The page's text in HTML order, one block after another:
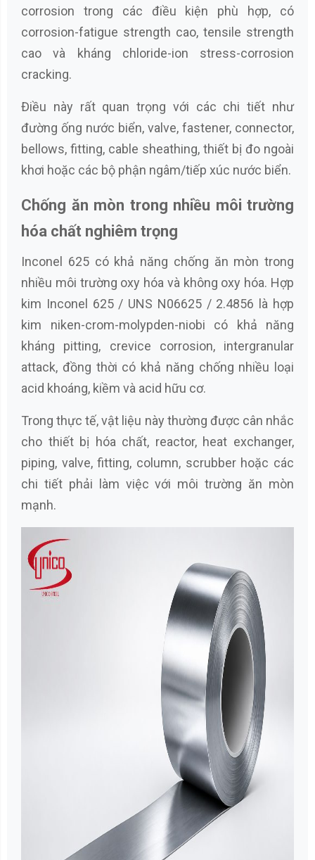
corrosion trong các điều kiện phù hợp, có
corrosion-fatigue strength cao, tensile strength
cao và kháng chloride-ion stress-corrosion
cracking.
Điều này rất quan trọng với các chi tiết như
đường ống nước biển, valve, fastener, connector,
bellows, fitting, cable sheathing, thiết bị đo ngoài
khơi hoặc các bộ phận ngâm/tiếp xúc nước biển.
Chống ăn mòn trong nhiều môi trường
hóa chất nghiêm trọng
Inconel 625 có khả năng chống ăn mòn trong
nhiều môi trường oxy hóa và không oxy hóa. Hợp
kim Inconel 625 / UNS N06625 / 2.4856 là hợp
kim niken-crom-molypden-niobi có khả năng
kháng pitting, crevice corrosion, intergranular
attack, đồng thời có khả năng chống nhiều loại
acid khoáng, kiềm và acid hữu cơ.
Trong thực tế, vật liệu này thường được cân nhắc
cho thiết bị hóa chất, reactor, heat exchanger,
piping, valve, fitting, column, scrubber hoặc các
chi tiết phải làm việc với môi trường ăn mòn
mạnh.